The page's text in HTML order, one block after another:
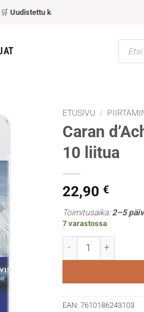
kassa– nopeampi ja helpompi
search
ETUSIVU /
Caran
10 liitua
22,90 €
Toimitusaika:2–5
7 varastossa
Caran d’Ache
EAN: 7610186243103